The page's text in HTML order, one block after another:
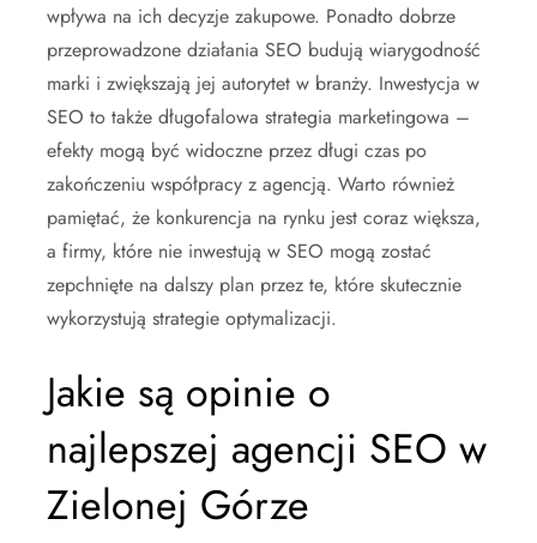
wpływa na ich decyzje zakupowe. Ponadto dobrze
przeprowadzone działania SEO budują wiarygodność
marki i zwiększają jej autorytet w branży. Inwestycja w
SEO to także długofalowa strategia marketingowa –
efekty mogą być widoczne przez długi czas po
zakończeniu współpracy z agencją. Warto również
pamiętać, że konkurencja na rynku jest coraz większa,
a firmy, które nie inwestują w SEO mogą zostać
zepchnięte na dalszy plan przez te, które skutecznie
wykorzystują strategie optymalizacji.
Jakie są opinie o
najlepszej agencji SEO w
Zielonej Górze